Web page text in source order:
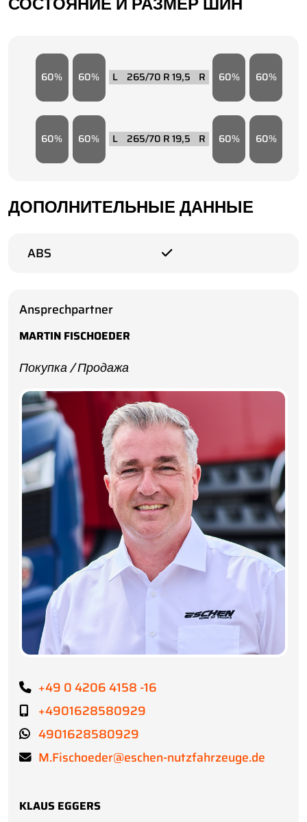
60 60 265/70 R 19,5 60 60
60 60 265/70 R 19,5 60 60
ДОПОЛНИТЕЛЬНЫЕ ДАННЫЕ
ABS
Ansprechpartner
MARTIN FISCHOEDER
Покупка / Продажа
+49 0 4206 4158 -16
+4901628580929
4901628580929
M.Fischoeder@eschen-nutzfahrzeuge.de
KLAUS EGGERS